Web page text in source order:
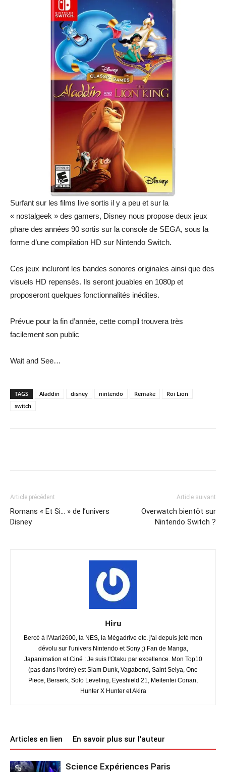
Surfant sur les films live sortis il y a peu et sur la
« nostalgeek » des gamers, Disney nous propose deux jeux
phare des années 90 sortis sur la console de SEGA, sous la
forme d’une compilation HD sur Nintendo Switch.
Ces jeux incluront les bandes sonores originales ainsi que des
visuels HD repensés. Ils seront jouables en 1080p et
proposeront quelques fonctionnalités inédites.
Prévue pour la fin d’année, cette compil trouvera très
facilement son public
Wait and See…
TAGS Aladdin disney nintendo Remake
Roi Lion
switch
Article précédent
Romans « Et Si… » de l’univers
Disney
Article suivant
Overwatch bientôt sur
Nintendo Switch ?
Hiru
Bercé à l'Atari2600, la NES, la Mégadrive etc. j'ai depuis jeté mon
dévolu sur l'univers Nintendo et Sony ;) Fan de Manga,
Japanimation et Ciné : Je suis l'Otaku par excellence. Mon Top10
(pas dans l'ordre) est Slam Dunk, Vagabond, Saint Seiya, One
Piece, Berserk, Solo Leveling, Eyeshield 21, Meitentei Conan,
Hunter X Hunter et Akira
Articles en lien En savoir plus sur l'auteur
Science Expériences Paris